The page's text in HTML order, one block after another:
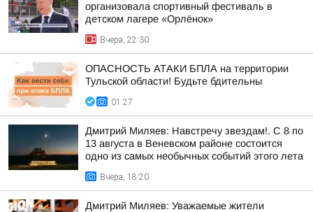
организовала спортивный фестиваль в
детском лагере «Орлёнок»
Вчера, 22:30
ОПАСНОСТЬ АТАКИ БПЛА на территории
Тульской области! Будьте бдительны
01:27
Дмитрий Миляев: Навстречу звездам!. С 8 по
13 августа в Веневском районе состоится
одно из самых необычных событий этого лета
Вчера, 18:20
Дмитрий Миляев: Уважаемые жители